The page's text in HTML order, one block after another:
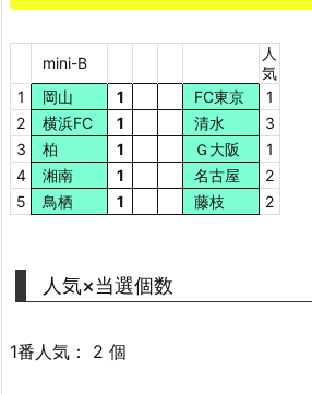
mini-B
人
気
1
岡山 1 FC東京
1
2
横浜FC 1 清水
3
3
柏 1 Ｇ大阪
1
4
湘南 1 名古屋
2
5
鳥栖 1 藤枝 2
人気×当選個数
1番人気： 2 個